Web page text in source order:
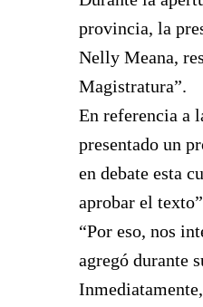
provincia, la
Nelly Meana,
Magistratura”.
En referencia a
presentado un
en debate esta
aprobar el
“Por eso, nos
agregó durante